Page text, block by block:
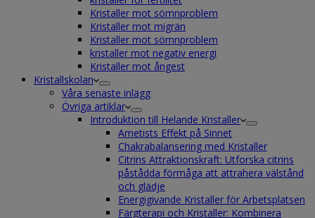
Kristaller mot sömnproblem
Kristaller mot migrän
Kristaller mot sömnproblem
kristaller mot negativ energi
Kristaller mot ångest
Kristallskolan
Våra senaste inlägg
Övriga artiklar
Introduktion till Helande Kristaller
Ametists Effekt på Sinnet
Chakrabalansering med Kristaller
Citrins Attraktionskraft: Utforska citrins
påstådda förmåga att attrahera välstånd
och glädje
Energigivande Kristaller för Arbetsplatsen
Färgterapi och Kristaller: Kombinera